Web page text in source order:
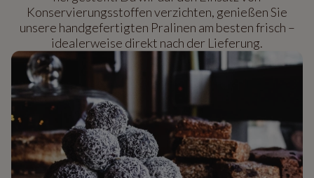
Konservierungsstoffen verzichten, genießen Sie
unsere handgefertigten Pralinen am besten frisch –
idealerweise direkt nach der Lieferung.